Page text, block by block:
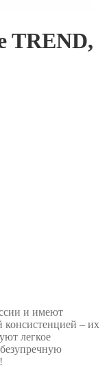
TREND,
и имеют
– их
легкое